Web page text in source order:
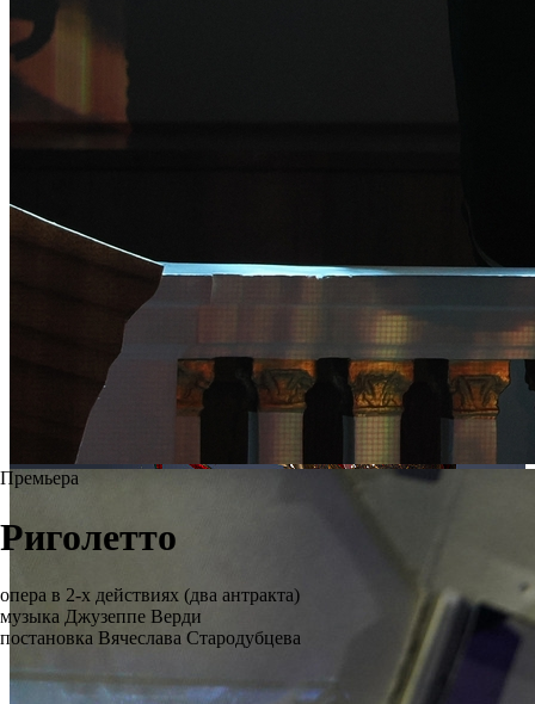
Премьера
Риголетто
опера в 2-х действиях (два антракта)
музыка Джузеппе Верди
постановка Вячеслава Стародубцева